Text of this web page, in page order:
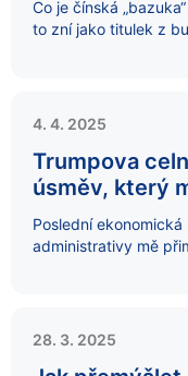
Co je čínská
to zní jako titulek z
4. 4. 2025
Trumpova
úsměv, který
Poslední
administrativy mě
28. 3. 2025